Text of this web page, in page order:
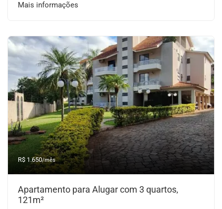
Mais informações
R$ 1.650/mês
Apartamento para Alugar com 3 quartos,
121m²